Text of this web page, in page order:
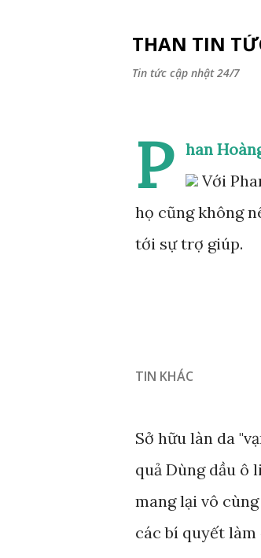
THAN TIN
Tin tức cập nhật 24/7
P
han
Với
họ cũng không
tới sự trợ giúp.
TIN KHÁC
Sở hữu làn da
quả Dùng dầu ô
mang lại vô
các bí quyết làm